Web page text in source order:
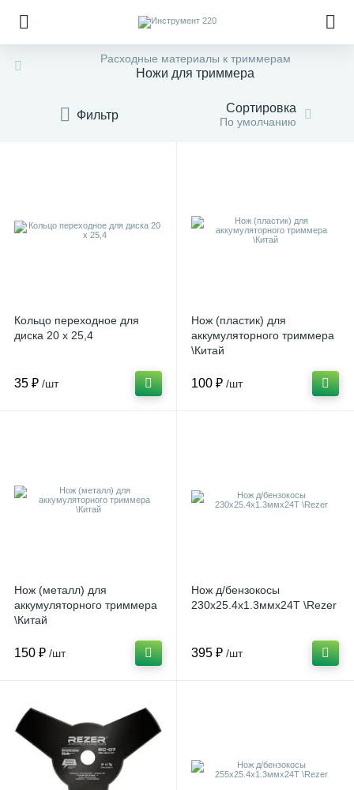
Расходные материалы к триммерам
Ножи для триммера
Фильтр Сортировка
По умолчанию
Кольцо переходное для
диска 20 х 25,4
35 ₽ /шт
Нож (пластик) для
аккумуляторного триммера
\Китай
100 ₽ /шт
Нож (металл) для
аккумуляторного триммера
\Китай
150 ₽ /шт
Нож д/бензокосы
230х25.4х1.3ммх24Т \Rezer
395 ₽ /шт